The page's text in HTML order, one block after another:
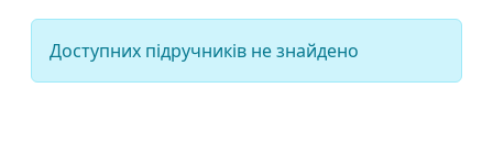
Доступних підручників не знайдено